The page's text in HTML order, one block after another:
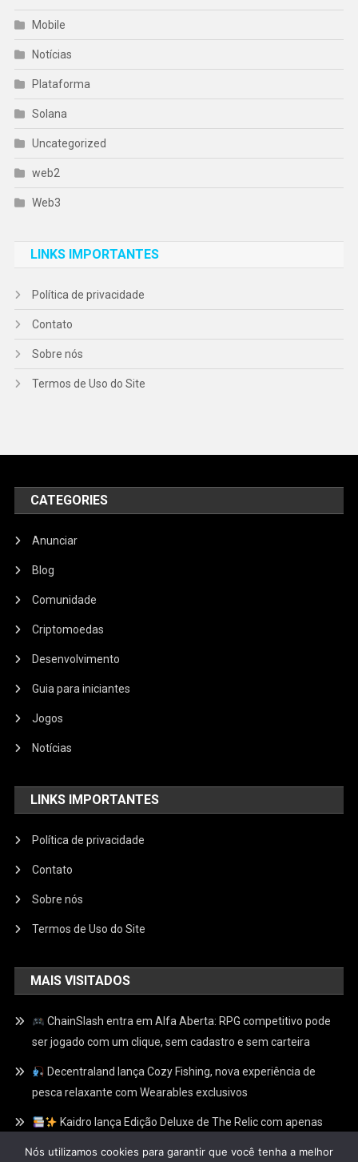
Mobile
Notícias
Plataforma
Solana
Uncategorized
web2
Web3
LINKS IMPORTANTES
Política de privacidade
Contato
Sobre nós
Termos de Uso do Site
CATEGORIES
Anunciar
Blog
Comunidade
Criptomoedas
Desenvolvimento
Guia para iniciantes
Jogos
Notícias
LINKS IMPORTANTES
Política de privacidade
Contato
Sobre nós
Termos de Uso do Site
MAIS VISITADOS
ChainSlash entra em Alfa Aberta: RPG competitivo pode
ser jogado com um clique, sem cadastro e sem carteira
Decentraland lança Cozy Fishing, nova experiência de
pesca relaxante com Wearables exclusivos
Kaidro lança Edição Deluxe de The Relic com apenas
Nós utilizamos cookies para garantir que você tenha a melhor